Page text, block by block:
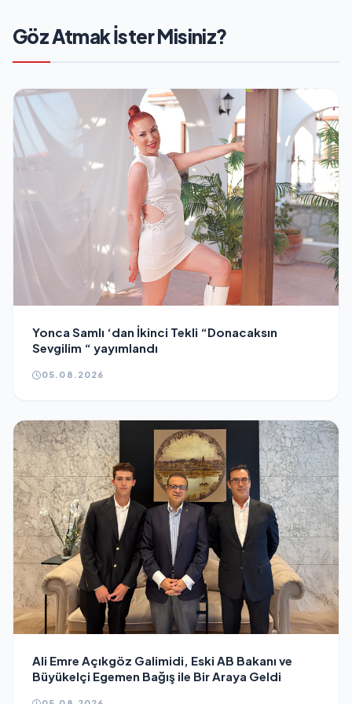
Göz Atmak İster Misiniz?
Yonca Samlı ‘dan İkinci Tekli “Donacaksın
Sevgilim “ yayımlandı
05.08.2026
Ali Emre Açıkgöz Galimidi, Eski AB Bakanı ve
Büyükelçi Egemen Bağış ile Bir Araya Geldi